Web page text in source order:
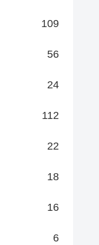
109
56
24
112
22
18
16
6